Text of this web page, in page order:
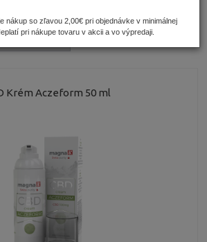
Krém Aczeform 50 ml
nákup so zľavou 2,00€ pri objednávke v minimálnej
pri nákupe tovaru v akcii a vo výpredaji.